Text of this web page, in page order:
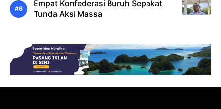
Empat Konfederasi Buruh Sepakat
Tunda Aksi Massa